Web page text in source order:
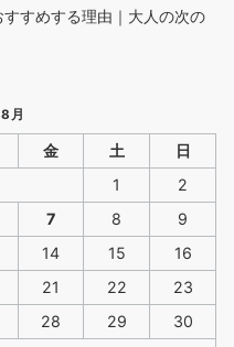
すめする理由｜大人の次の
月
金 土
日
1
2
7 8
9
14 15
16
21 22
23
28 29
30